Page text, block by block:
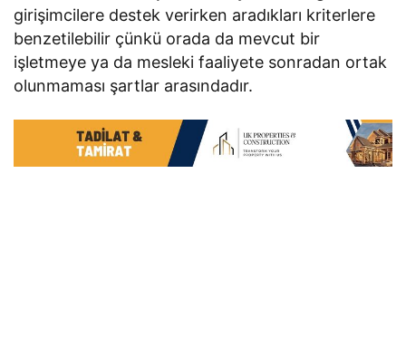
girişimcilere destek verirken aradıkları kriterlere
benzetilebilir çünkü orada da mevcut bir
işletmeye ya da mesleki faaliyete sonradan ortak
olunmaması şartlar arasındadır.